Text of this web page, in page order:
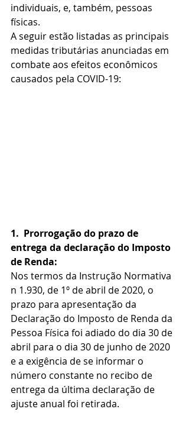
individuais, e, também, pessoas
físicas.
A seguir estão listadas as principais
medidas tributárias anunciadas em
combate aos efeitos econômicos
causados pela COVID-19:
1. Prorrogação do prazo de
entrega da declaração do Imposto
de Renda:
Nos termos da Instrução Normativa
n 1.930, de 1º de abril de 2020, o
prazo para apresentação da
Declaração do Imposto de Renda da
Pessoa Física foi adiado do dia 30 de
abril para o dia 30 de junho de 2020
e a exigência de se informar o
número constante no recibo de
entrega da última declaração de
ajuste anual foi retirada.